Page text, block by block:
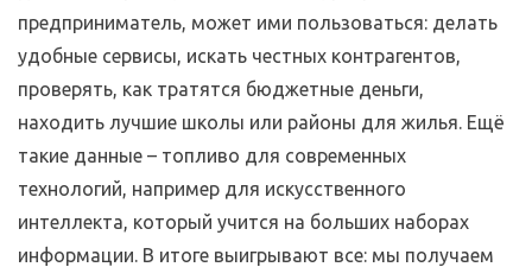
предприниматель, может ими пользоваться: делать
удобные сервисы, искать честных контрагентов,
проверять, как тратятся бюджетные деньги,
находить лучшие школы или районы для жилья. Ещё
такие данные – топливо для современных
технологий, например для искусственного
интеллекта, который учится на больших наборах
информации. В итоге выигрывают все: мы получаем